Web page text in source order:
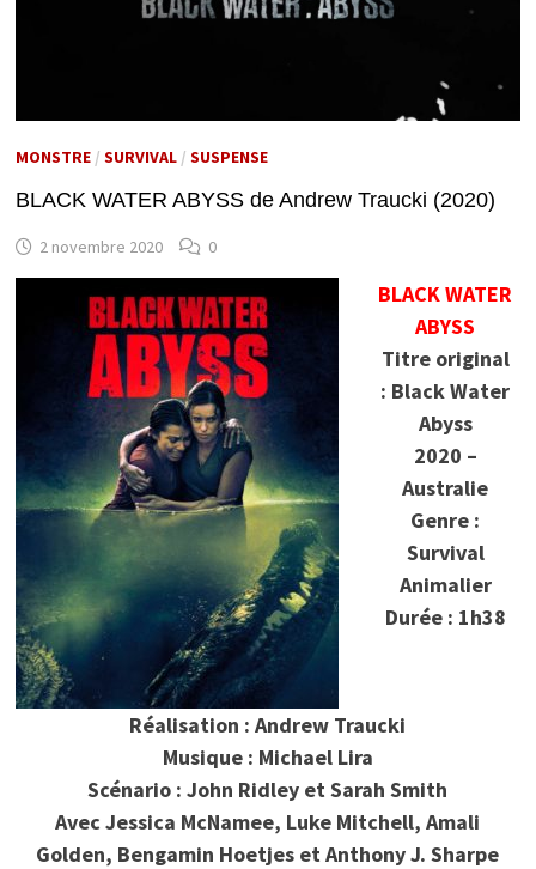
MONSTRE/ SURVIVAL/ SUSPENSE
BLACK WATER ABYSS de Andrew Traucki (2020)
2 novembre 2020 0
BLACK WATER
ABYSS
Titre original
: Black Water
Abyss
2020 –
Australie
Genre :
Survival
Animalier
Durée : 1h38
Réalisation : Andrew Traucki
Musique : Michael Lira
Scénario : John Ridley et Sarah Smith
Avec Jessica McNamee, Luke Mitchell, Amali
Golden, Bengamin Hoetjes et Anthony J. Sharpe